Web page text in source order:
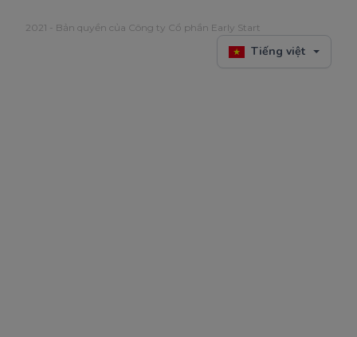
2021 - Bản quyền của Công ty Cổ phần Early Start
Tiếng việt